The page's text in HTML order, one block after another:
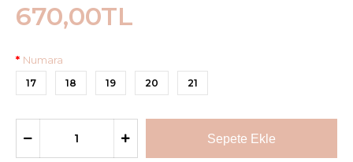
670,00TL
Numara
17 18 19 20 21